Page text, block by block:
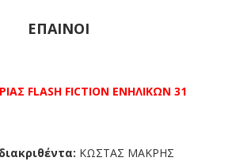
ΕΠΑΙΝΟΙ
FLASH FICTION ΕΝΗΛΙΚΩΝ 31
ΚΩΣΤΑΣ ΜΑΚΡΗΣ